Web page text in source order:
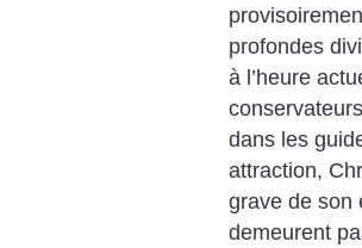
profondes
à l’heure
dans les
attraction,
grave de son
demeurent